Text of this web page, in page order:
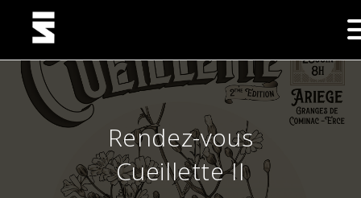
Rendez-vous
Cueillette II